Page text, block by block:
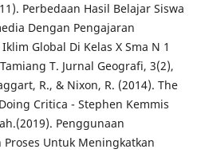
Perbedaan Hasil Belajar Siswa
Dengan Pengajaran
Global Di Kelas X Sma N 1
T. Jurnal Geografi, 3(2),
R., & Nixon, R. (2014). The
Critica - Stephen Kemmis
Penggunaan
Untuk Meningkatkan